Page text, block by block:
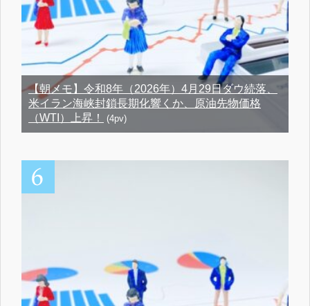
【朝メモ】令和8年（2026年）4月29日ダウ続落、
米イラン海峡封鎖長期化響くか、原油先物価格
（WTI）上昇！
(4pv)